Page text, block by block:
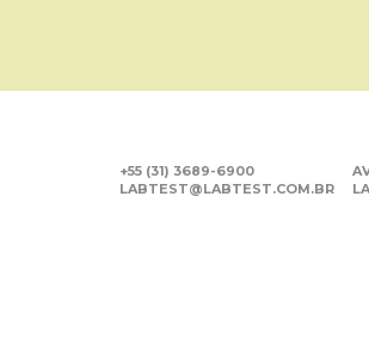
+55 (31) 3689-6900
LABTEST@LABTEST.COM.BR